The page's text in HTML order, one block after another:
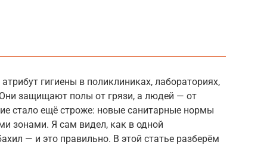
гигиены в поликлиниках, лабораториях,
защищают полы от грязи, а людей — от
стало ещё строже: новые санитарные нормы
зонами. Я сам видел, как в одной
— и это правильно. В этой статье разберём